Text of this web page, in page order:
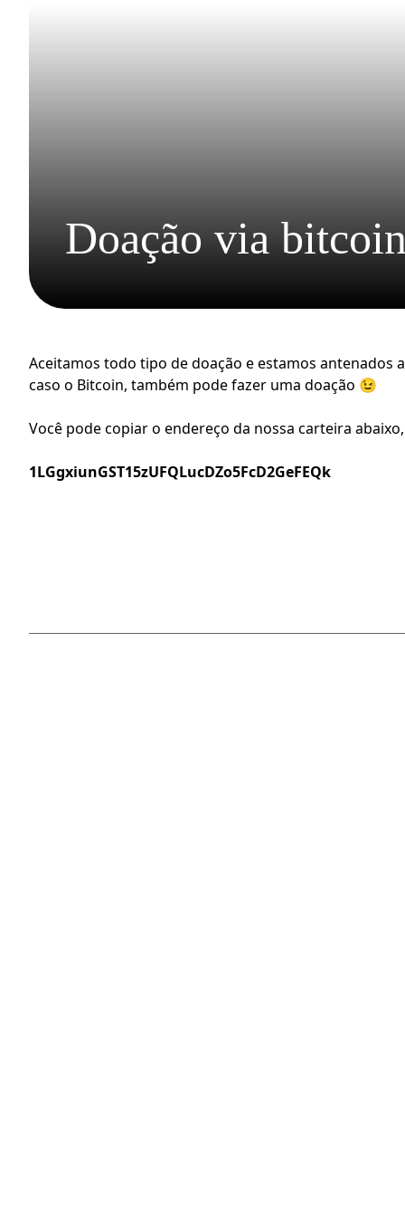
Doação via
Aceitamos todo tipo de doação e estamos antenados
caso o Bitcoin, também pode fazer uma doação 😉
Você pode copiar o endereço da nossa carteira
1LGgxiunGST15zUFQLucDZo5FcD2GeFEQk